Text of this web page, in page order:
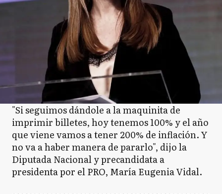
"Si seguimos dándole a la maquinita de
imprimir billetes, hoy tenemos 100% y el año
que viene vamos a tener 200% de inflación. Y
no va a haber manera de pararlo", dijo la
Diputada Nacional y precandidata a
presidenta por el PRO, María Eugenia Vidal.